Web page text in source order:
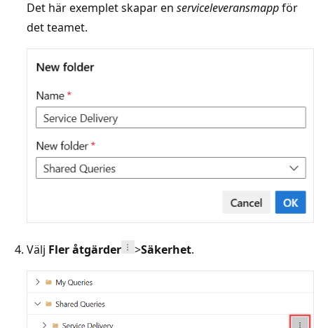
Det här exemplet skapar en serviceleveransmappför
det teamet.
Välj Fler åtgärder >Säkerhet.